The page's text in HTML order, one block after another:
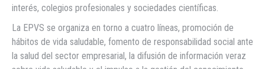
interés, colegios profesionales y sociedades científicas.
La EPVS se organiza en torno a cuatro líneas, promoción de
hábitos de vida saludable, fomento de responsabilidad social ante
la salud del sector empresarial, la difusión de información veraz